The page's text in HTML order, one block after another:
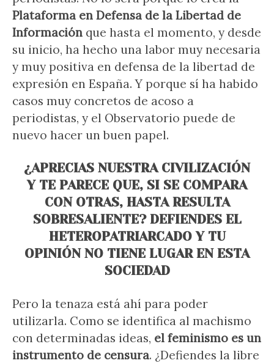
Plataforma en Defensa de la Libertad de
Información que hasta el momento, y desde
su inicio, ha hecho una labor muy necesaria
y muy positiva en defensa de la libertad de
expresión en España. Y porque sí ha habido
casos muy concretos de acoso a
periodistas, y el Observatorio puede de
nuevo hacer un buen papel.
¿APRECIAS NUESTRA CIVILIZACIÓN
Y TE PARECE QUE, SI SE COMPARA
CON OTRAS, HASTA RESULTA
SOBRESALIENTE? DEFIENDES EL
HETEROPATRIARCADO Y TU
OPINIÓN NO TIENE LUGAR EN ESTA
SOCIEDAD
Pero la tenaza está ahí para poder
utilizarla. Como se identifica al machismo
con determinadas ideas, el feminismo es un
instrumento de censura. ¿Defiendes la libre